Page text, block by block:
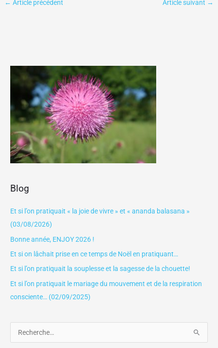
← Article précédent Article suivant →
Blog
Et si l’on pratiquait « la joie de vivre » et « ananda balasana »
(03/08/2026)
Bonne année, ENJOY 2026 !
Et si on lâchait prise en ce temps de Noël en pratiquant…
Et si l’on pratiquait la souplesse et la sagesse de la chouette!
Et si l’on pratiquait le mariage du mouvement et de la respiration
consciente… (02/09/2025)